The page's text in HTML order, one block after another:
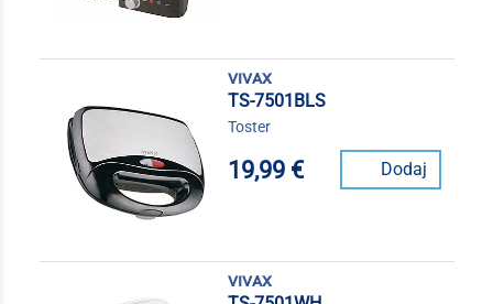
vivax
TS-7501BLS
Toster
19,99 € Dodaj
vivax